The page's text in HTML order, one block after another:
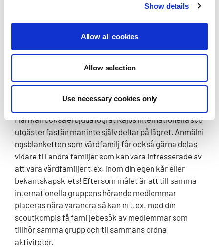
Show details
Allow all cookies
Allow selection
Use necessary cookies only
skilt program åt gästerna under besöket. Familjerna
uppmuntras förstås till detta. Skulle du vilja föra
gästerna t.ex. till stugan, simma eller på en
hos familjerna för att bekanta sig med den finländska
vardagen. T.ex. traditionella maträtter eller
finländska fritidssysselsättningar kan internationellt
sett vara väldigt exotiska.
Man kan också erbjuda logi åt Kajos internationella sco
utgäster fastän man inte själv deltar på lägret. Anmälni
ngsblanketten som värdfamilj får också gärna delas
vidare till andra familjer som kan vara intresserade av
att vara värdfamiljer t.ex. inom din egen kår eller
bekantskapskrets! Eftersom målet är att till samma
internationella gruppens hörande medlemmar
placeras nära varandra så kan ni t.ex. med din
scoutkompis få familjebesök av medlemmar som
tillhör samma grupp och tillsammans ordna
aktiviteter.